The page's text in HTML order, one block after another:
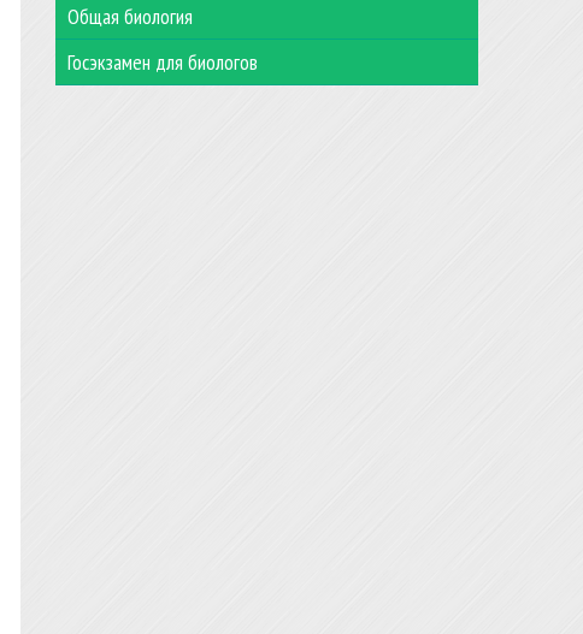
Общая биология
Госэкзамен для биологов